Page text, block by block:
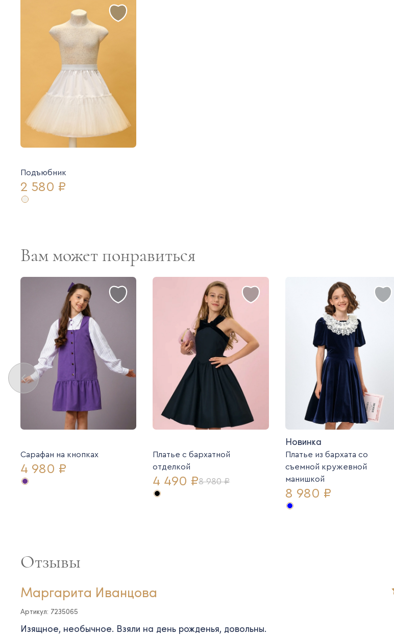
Подъюбник
2 580 ₽
Вам может понравиться
Сарафан на кнопках
4 980 ₽
Платье с бархатной
отделкой
4 490 ₽8 980 ₽
Новинка
Платье из бархата со
съемной кружевной
манишкой
8 980 ₽
Отзывы
Маргарита Иванцова
Артикул: 7235065
Изящное, необычное. Взяли на день рожденья, довольны.